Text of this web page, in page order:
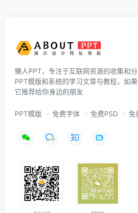
懒人PPT，专注于互联网资源的收集和
PPT模版和系统的学习文章与教程，如
它推荐给你身边的朋友
PPT模版 免费字体 免费PSD 免